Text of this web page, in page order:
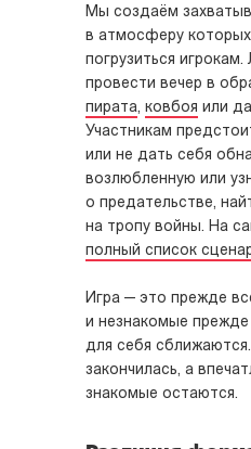
Мы создаём
в атмосферу
погрузиться
провести вечер в
пирата, ковбоя или
Участникам
или не дать себя
возлюбленную или
о предательстве,
на тропу войны. На
полный список
Игра — это прежде
и незнакомые
для себя
закончилась, а
знакомые остаются.